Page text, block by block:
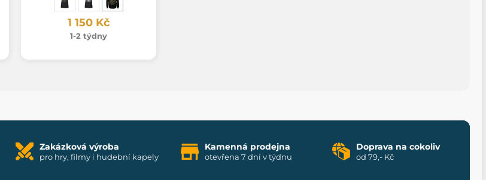
1 150 Kč
1-2 týdny
Zakázková výroba
pro hry, filmy i hudební kapely
Kamenná prodejna
otevřena 7 dní v týdnu
Doprava na cokoliv
od 79,- Kč